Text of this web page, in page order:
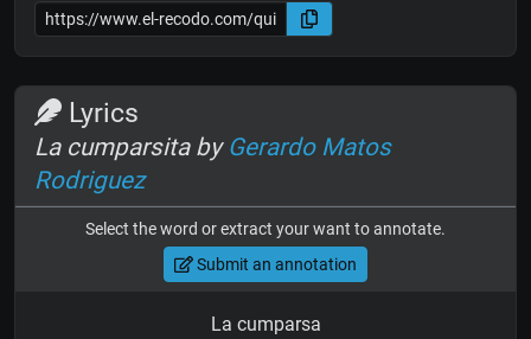
Lyrics
La cumparsita by Gerardo Matos
Rodriguez
Select the word or extract your want to annotate.
Submit an annotation
La cumparsa